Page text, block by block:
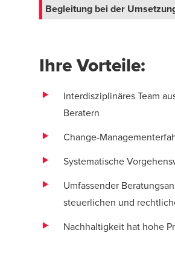
Begleitung bei der
Ihre Vorteile:
Interdisziplinäres Team
Beratern
Change-
Systematische
Umfassender
steuerlichen und
Nachhaltigkeit hat hohe